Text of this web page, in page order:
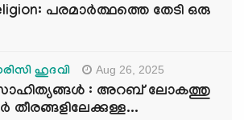
പരമാർത്ഥത്തെ തേടി ഒരു
ഹുദവി Aug 26, 2025
സാഹിത്യങ്ങൾ : അറബ് ലോകത്തു